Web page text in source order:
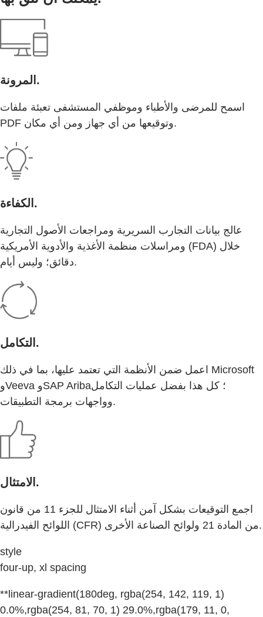
المرونة.
اسمح للمرضى والأطباء وموظفي المستشفى تعبئة ملفات
PDF وتوقيعها من أي جهاز ومن أي مكان.
الكفاءة.
عالج بيانات التجارب السريرية ومراجعات الأصول التجارية
ومراسلات منظمة الأغذية والأدوية الأمريكية (FDA) خلال
دقائق؛ وليس أيام.
التكامل.
اعمل ضمن الأنظمة التي تعتمد عليها، بما في ذلك Microsoft
وVeeva وSAP Ariba؛ كل هذا بفضل عمليات التكامل
وواجهات برمجة التطبيقات.
الامتثال.
اجمع التوقيعات بشكل آمن أثناء الامتثال للجزء 11 من قانون
اللوائح الفيدرالية (CFR) من المادة 21 ولوائح الصناعة الأخرى.
style
four-up, xl spacing
**linear-gradient(180deg, rgba(254, 142, 119, 1)
0.0%,rgba(254, 81, 70, 1) 29.0%,rgba(179, 11, 0,